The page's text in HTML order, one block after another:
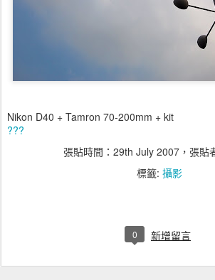
Nikon D40 + Tamron 70-200mm + kit
???
張貼時間： 29th July 2007，張貼
標籤: 攝影
0 新增留言